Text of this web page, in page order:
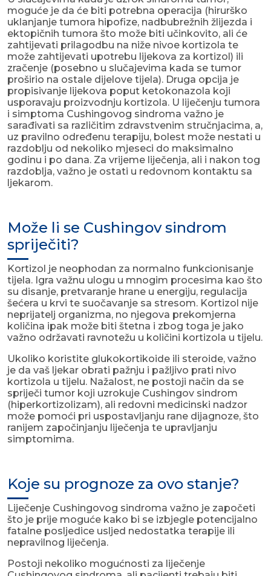
moguće je da će biti potrebna operacija (hirurško
uklanjanje tumora hipofize, nadbubrežnih žlijezda i
ektopičnih tumora što može biti učinkovito, ali će
zahtijevati prilagodbu na niže nivoe kortizola te
može zahtijevati upotrebu lijekova za kortizol) ili
zračenje (posebno u slučajevima kada se tumor
proširio na ostale dijelove tijela). Druga opcija je
propisivanje lijekova poput ketokonazola koji
usporavaju proizvodnju kortizola. U liječenju tumora
i simptoma Cushingovog sindroma važno je
sarađivati ​​sa različitim zdravstvenim stručnjacima, a,
uz pravilno određenu terapiju, bolest može nestati u
razdoblju od nekoliko mjeseci do maksimalno
godinu i po dana. Za vrijeme liječenja, ali i nakon tog
razdoblja, važno je ostati u redovnom kontaktu sa
ljekarom.
Može li se Cushingov sindrom
spriječiti?
Kortizol je neophodan za normalno funkcionisanje
tijela. Igra važnu ulogu u mnogim procesima kao što
su disanje, pretvaranje hrane u energiju, regulacija
šećera u krvi te suočavanje sa stresom. Kortizol nije
neprijatelj organizma, no njegova prekomjerna
količina ipak može biti štetna i zbog toga je jako
važno održavati ravnotežu u količini kortizola u tijelu.
Ukoliko koristite glukokortikoide ili steroide, važno
je da vaš ljekar obrati pažnju i pažljivo prati nivo
kortizola u tijelu. Nažalost, ne postoji način da se
spriječi tumor koji uzrokuje Cushingov sindrom
(hiperkortizolizam), ali redovni medicinski nadzor
može pomoći pri uspostavljanju rane dijagnoze, što
ranijem započinjanju liječenja te upravljanju
simptomima.
Koje su prognoze za ovo stanje?
Liječenje Cushingovog sindroma važno je započeti
što je prije moguće kako bi se izbjegle potencijalno
fatalne posljedice usljed nedostatka terapije ili
nepravilnog liječenja.
Postoji nekoliko mogućnosti za liječenje